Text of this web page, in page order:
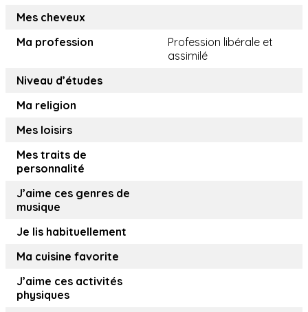
Mes cheveux
Ma profession
Profession libérale et
assimilé
Niveau d’études
Ma religion
Mes loisirs
Mes traits de
personnalité
J’aime ces genres de
musique
Je lis habituellement
Ma cuisine favorite
J’aime ces activités
physiques